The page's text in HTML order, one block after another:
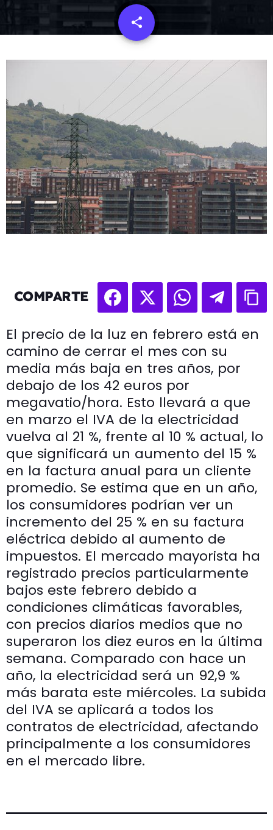
share
email
COMPARTE
El precio de la luz en febrero está en
camino de cerrar el mes con su
media más baja en tres años, por
debajo de los 42 euros por
megavatio/hora. Esto llevará a que
en marzo el IVA de la electricidad
vuelva al 21 %, frente al 10 % actual, lo
que significará un aumento del 15 %
en la factura anual para un cliente
promedio. Se estima que en un año,
los consumidores podrían ver un
incremento del 25 % en su factura
eléctrica debido al aumento de
impuestos. El mercado mayorista ha
registrado precios particularmente
bajos este febrero debido a
condiciones climáticas favorables,
con precios diarios medios que no
superaron los diez euros en la última
semana. Comparado con hace un
año, la electricidad será un 92,9 %
más barata este miércoles. La subida
del IVA se aplicará a todos los
contratos de electricidad, afectando
principalmente a los consumidores
en el mercado libre.